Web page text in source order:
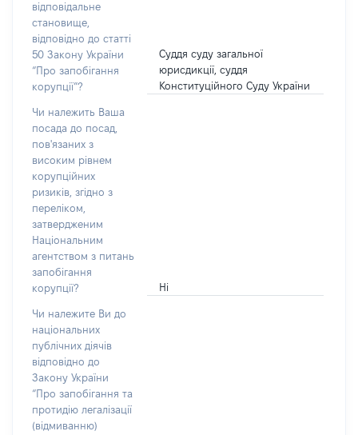
відповідальне
становище,
відповідно до статті
50 Закону України
“Про запобігання
корупції”?
Суддя суду загальної
юрисдикції, суддя
Конституційного Суду України
Чи належить Ваша
посада до посад,
пов'язаних з
високим рівнем
корупційних
ризиків, згідно з
переліком,
затвердженим
Національним
агентством з питань
запобігання
корупції?
Ні
Чи належите Ви до
національних
публічних діячів
відповідно до
Закону України
“Про запобігання та
протидію легалізації
(відмиванню)